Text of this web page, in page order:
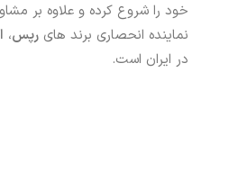
خود را شروع کرده و علاوه بر
نماینده انحصاری برند های رپس،
در ایران است.